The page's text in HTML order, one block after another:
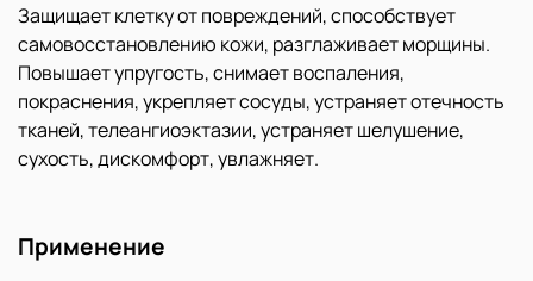
Защищает клетку от повреждений, способствует
самовосстановлению кожи, разглаживает морщины.
Повышает упругость, снимает воспаления,
покраснения, укрепляет сосуды, устраняет отечность
тканей, телеангиоэктазии, устраняет шелушение,
сухость, дискомфорт, увлажняет.
Применение